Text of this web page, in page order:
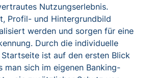
Nutzungserlebnis.
Profil- und Hintergrundbild
werden und sorgen für eine
Durch die individuelle
ist auf den ersten Blick
man sich im eigenen Banking-